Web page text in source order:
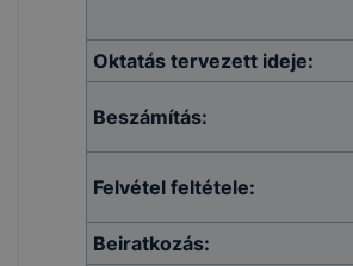
Oktatás tervezett ideje:
Beszámítás:
Felvétel feltétele:
Beiratkozás: